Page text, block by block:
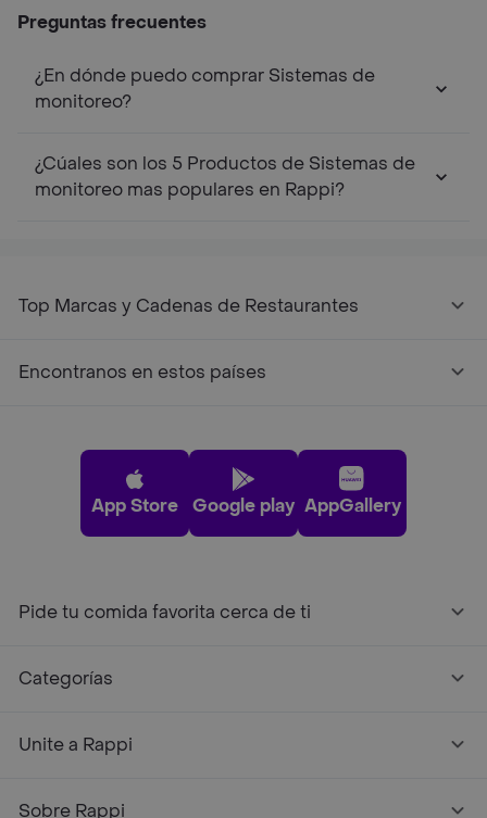
Preguntas frecuentes
¿En dónde puedo comprar Sistemas de
monitoreo?
¿Cúales son los 5 Productos de Sistemas de
monitoreo mas populares en Rappi?
Top Marcas y Cadenas de Restaurantes
Encontranos en estos países
App Store Google play AppGallery
Pide tu comida favorita cerca de ti
Categorías
Unite a Rappi
Sobre Rappi